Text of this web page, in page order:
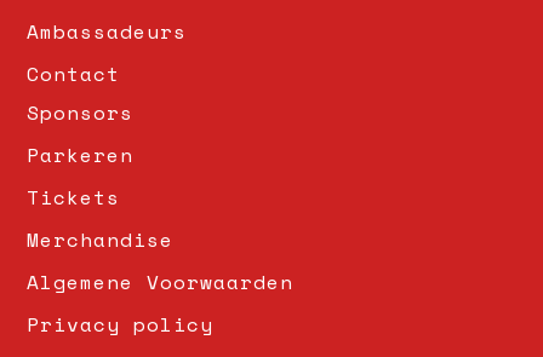
Ambassadeurs
Contact
Sponsors
Parkeren
Tickets
Merchandise
Algemene Voorwaarden
Privacy policy